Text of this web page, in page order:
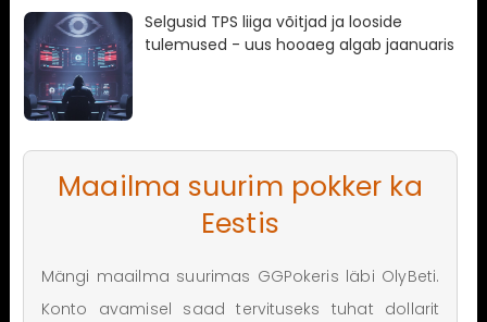
Selgusid TPS liiga võitjad ja looside
tulemused - uus hooaeg algab jaanuaris
Maailma suurim pokker ka
Eestis
Mängi maailma suurimas GGPokeris läbi OlyBeti.
Konto avamisel saad tervituseks tuhat dollarit